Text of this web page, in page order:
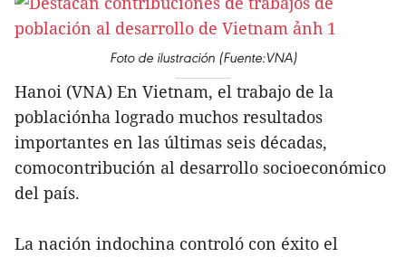
Foto de ilustración (Fuente:VNA)
Hanoi (VNA) En Vietnam, el trabajo de la
poblaciónha logrado muchos resultados
importantes en las últimas seis décadas,
comocontribución al desarrollo socioeconómico
del país.
La nación indochina controló con éxito el